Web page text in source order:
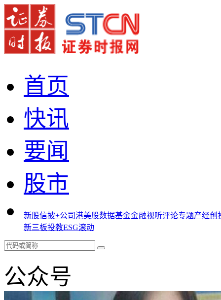
首页
快讯
要闻
股市
新股信披+公司港美股数据基金金融视听评论专题产经创
新三板投教ESG滚动
公众号